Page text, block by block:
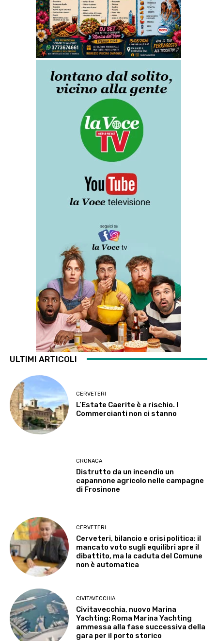
ULTIMI ARTICOLI
CERVETERI
L’Estate Caerite è a rischio. I
Commercianti non ci stanno
CRONACA
Distrutto da un incendio un
capannone agricolo nelle campagne
di Frosinone
CERVETERI
Cerveteri, bilancio e crisi politica: il
mancato voto sugli equilibri apre il
dibattito, ma la caduta del Comune
non è automatica
CIVITAVECCHIA
Civitavecchia, nuovo Marina
Yachting: Roma Marina Yachting
ammessa alla fase successiva della
gara per il porto storico